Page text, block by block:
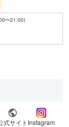
〜21:00)
式サイト Instagram